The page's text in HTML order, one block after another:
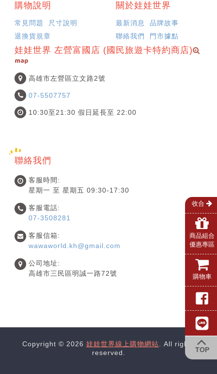
購物說明
常見問題
尺寸說明
退換貨規章
關於娃娃世界
最新消息
品牌故事
聯絡我們
門市據點
娃娃世界 左營富國店 (國民旅遊卡特約商店)
map
高雄市左營區立文路2號
07-5507757
10:30至21:30 假日延長至 22:00
聯絡我們
客服時間:
星期一 至 星期五 09:30-17:30
客服電話:
07-3508281
客服信箱:
wawaworld.kh@gmail.com
公司地址:
高雄市三民區明誠一路72號
Copyright © 2026 娃娃世界線上購物網站. All rights
reserved.
收合
商品組合
優惠專區
購物車
TOP